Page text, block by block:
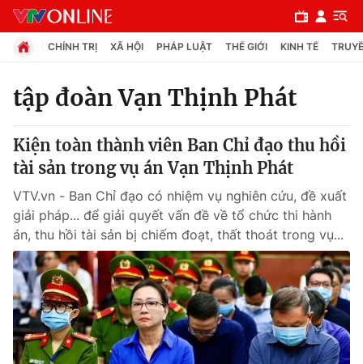
Chuyên mục
Chính trị
Xã hội
Pháp luật
Y tế
Thế giới
CHÍNH TRỊ XÃ HỘI PHÁP LUẬT THẾ GIỚI KINH TẾ
tập đoàn Vạn Thịnh Phát
Kiện toàn thành viên Ban Chỉ đạo thu hồi
tài sản trong vụ án Vạn Thịnh Phát
VTV.vn - Ban Chỉ đạo có nhiệm vụ nghiên cứu, đề xuất
giải pháp... để giải quyết vấn đề về tổ chức thi hành
án, thu hồi tài sản bị chiếm đoạt, thất thoát trong vụ...